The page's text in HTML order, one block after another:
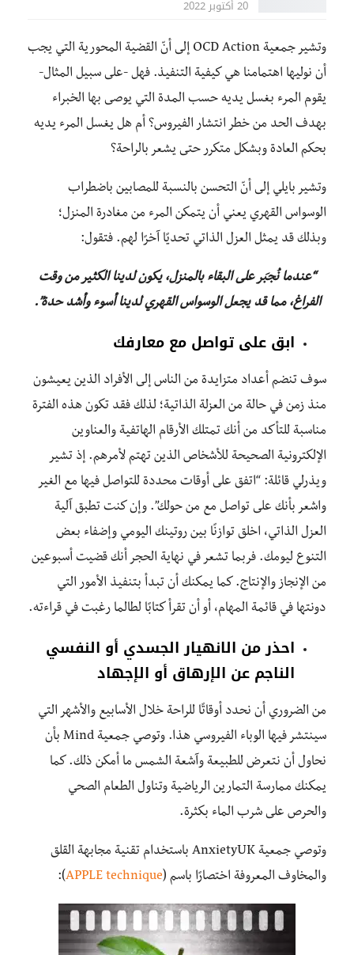
20 أكتوبر 2022
وتشير جمعية OCD Action إلى أنّ القضية المحورية التي يجب
أن نوليها اهتمامنا هي كيفية التنفيذ. فهل -على سبيل المثال-
يقوم المرء بغسل يديه حسب المدة التي يوصى بها الخبراء
بهدف الحد من خطر انتشار الفيروس؟ أم هل يغسل المرء يديه
بحكم العادة وبشكل متكرر حتى يشعر بالراحة؟
وتشير بايلي إلى أنّ التحسن بالنسبة للمصابين باضطراب
الوسواس القهري يعني أن يتمكن المرء من مغادرة المنزل؛
وبذلك قد يمثل العزل الذاتي تحديًا آخرًا لهم. فتقول:
“عندما نُجبَر على البقاء بالمنزل، يكون لدينا الكثير من وقت
الفراغ، مما قد يجعل الوسواس القهري لدينا أسوء وأشد حدة”.
ابق على تواصل مع معارفك
سوف تنضم أعداد متزايدة من الناس إلى الأفراد الذين يعيشون
منذ زمن في حالة من العزلة الذاتية؛ لذلك فقد تكون هذه الفترة
مناسبة للتأكد من أنك تمتلك الأرقام الهاتفية والعناوين
الإلكترونية الصحيحة للأشخاص الذين تهتم لأمرهم. إذ تشير
ويذرلي قائلة: “اتفق على أوقات محددة للتواصل فيها مع الغير
واشعر بأنك على تواصل مع من حولك”. وإن كنت تطبق آلية
العزل الذاتي، اخلق توازنًا بين روتينك اليومي وإضفاء بعض
التنوع ليومك. فربما تشعر في نهاية الحجر أنك قضيت أسبوعين
من الإنجاز والإنتاج. كما يمكنك أن تبدأ بتنفيذ الأمور التي
دونتها في قائمة المهام، أو أن تقرأ كتابًا لطالما رغبت في قراءته.
احذر من الانهيار الجسدي أو النفسي
الناجم عن الإرهاق أو الإجهاد
من الضروري أن نحدد أوقاتًا للراحة خلال الأسابيع والأشهر التي
سينتشر فيها الوباء الفيروسي هذا. وتوصي جمعية Mind بأن
نحاول أن نتعرض للطبيعة وآشعة الشمس ما أمكن ذلك. كما
يمكنك ممارسة التمارين الرياضية وتناول الطعام الصحي
والحرص على شرب الماء بكثرة.
وتوصي جمعية AnxietyUK باستخدام تقنية مجابهة القلق
والمخاوف المعروفة اختصارًا باسم (
APPLE technique
):